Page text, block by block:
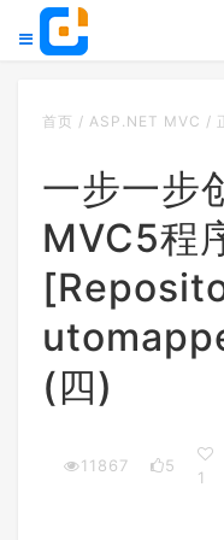
首页 / ASP.NET MVC /
一步一步
MVC5程
(四)
11867 5
1